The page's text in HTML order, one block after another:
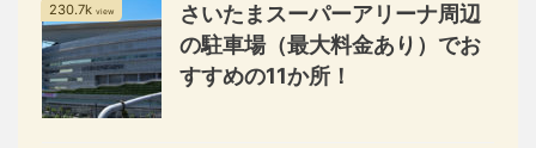
230.7k view
さいたまスーパーアリーナ周辺
の駐車場（最大料金あり）でお
すすめの11か所！